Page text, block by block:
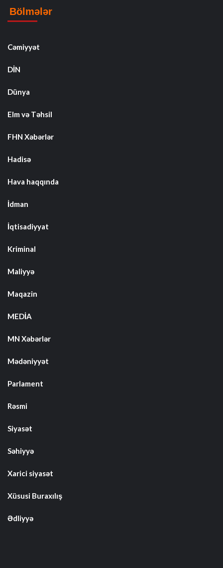
Bölmələr
Cəmiyyət
DİN
Dünya
Elm və Təhsil
FHN Xəbərlər
Hadisə
Hava haqqında
İdman
İqtisadiyyat
Kriminal
Maliyyə
Maqazin
MEDİA
MN Xəbərlər
Mədəniyyət
Parlament
Rəsmi
Siyasət
Səhiyyə
Xarici siyasət
Xüsusi Buraxılış
Ədliyyə